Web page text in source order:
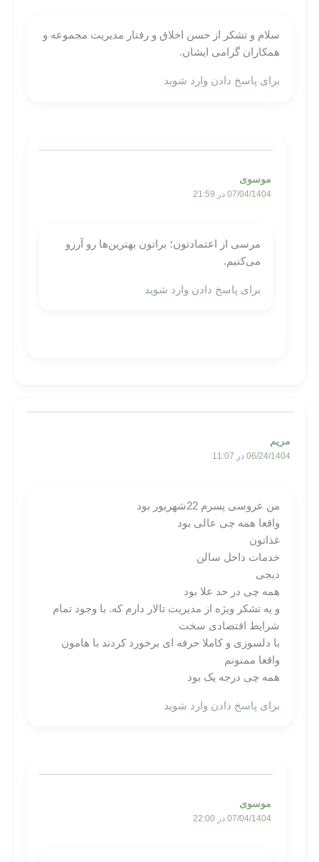
سلام و تشکر از حسن اخلاق و رفتار مدیریت مجموعه و
همکاران گرامی ایشان.
برای پاسخ دادن وارد شوید
موسوی
07/04/1404 در 21:59
مرسی از اعتمادتون؛ براتون بهترین‌ها رو آرزو
می‌کنیم.
برای پاسخ دادن وارد شوید
مریم
06/24/1404 در 11:07
من عروسی پسرم 22شهریور بود
واقعا همه چی عالی بود
غذاتون
خدمات داخل سالن
دیجی
همه چی در حد علا بود
و یه تشکر ویژه از مدیریت تالار دارم که. با وجود تمام
شرایط اقتصادی سخت
با دلسوزی و کاملا حرفه ای برخورد کردند با هامون
واقعا ممنونم
همه چی درجه یک بود
برای پاسخ دادن وارد شوید
موسوی
07/04/1404 در 22:00